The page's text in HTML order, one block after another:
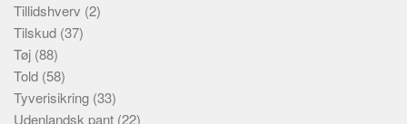
Tillidshverv (2)
Tilskud (37)
Tøj (88)
Told (58)
Tyverisikring (33)
Udenlandsk pant (22)